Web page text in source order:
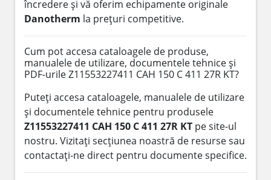
încredere și vă oferim echipamente originale
Danotherm la prețuri competitive.
Cum pot accesa cataloagele de produse,
manualele de utilizare, documentele tehnice și
PDF-urile Z11553227411 CAH 150 C 411 27R KT?
Puteți accesa cataloagele, manualele de utilizare
și documentele tehnice pentru produsele
Z11553227411 CAH 150 C 411 27R KT pe site-ul
nostru. Vizitați secțiunea noastră de resurse sau
contactați-ne direct pentru documente specifice.